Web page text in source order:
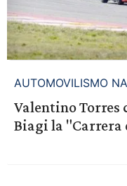
AUTOMOVILISMO
Valentino Torres
Biagi la "Carrera